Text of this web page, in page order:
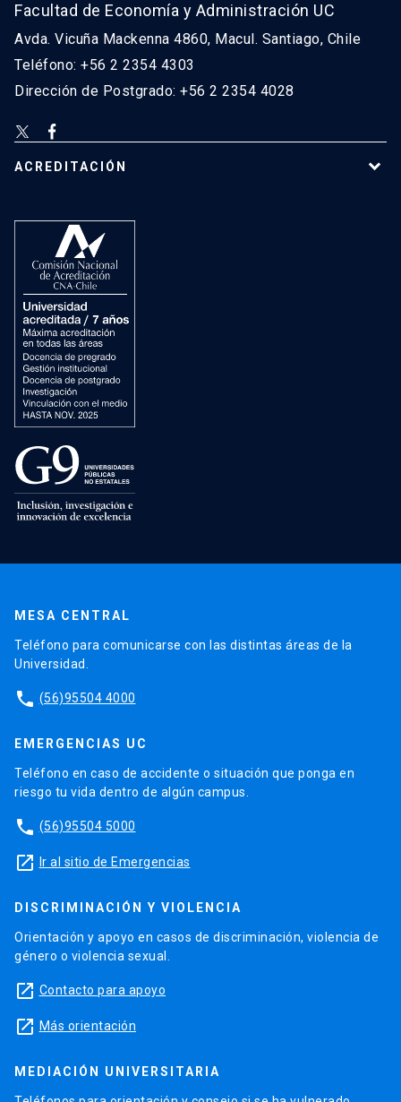
Facultad de Economía y Administración UC
Avda. Vicuña Mackenna 4860, Macul. Santiago, Chile
Teléfono: +56 2 2354 4303
Dirección de Postgrado: +56 2 2354 4028
ACREDITACIÓN
MESA CENTRAL
Teléfono para comunicarse con las distintas áreas de la
Universidad.
phone (56)95504 4000
EMERGENCIAS UC
Teléfono en caso de accidente o situación que ponga en
riesgo tu vida dentro de algún campus.
phone (56)95504 5000
launch Ir al sitio de Emergencias
DISCRIMINACIÓN Y VIOLENCIA
Orientación y apoyo en casos de discriminación, violencia de
género o violencia sexual.
launch Contacto para apoyo
launch Más orientación
MEDIACIÓN UNIVERSITARIA